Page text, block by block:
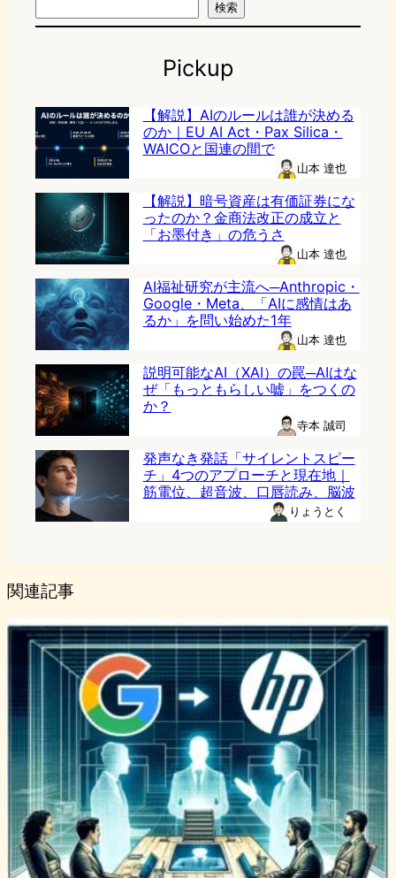
検索
Pickup
【解説】AIのルールは誰が決める
のか｜EU AI Act・Pax Silica・
WAICOと国連の間で
山本 達也
【解説】暗号資産は有価証券にな
ったのか？金商法改正の成立と
「お墨付き」の危うさ
山本 達也
AI福祉研究が主流へ─Anthropic・
Google・Meta、「AIに感情はあ
るか」を問い始めた1年
山本 達也
説明可能なAI（XAI）の罠─AIはな
ぜ「もっともらしい嘘」をつくの
か？
寺本 誠司
発声なき発話「サイレントスピー
チ」4つのアプローチと現在地｜
筋電位、超音波、口唇読み、脳波
りょうとく
関連記事